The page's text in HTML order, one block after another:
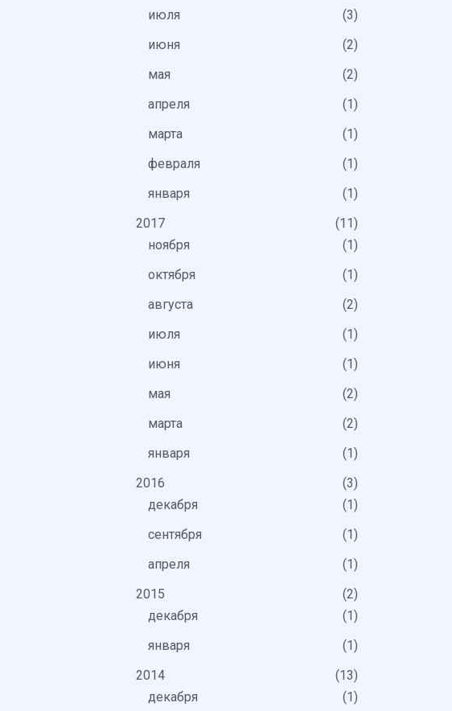
июля
3
июня
2
мая
2
апреля
1
марта
1
февраля
1
января
1
2017
11
ноября
1
октября
1
августа
2
июля
1
июня
1
мая
2
марта
2
января
1
2016
3
декабря
1
сентября
1
апреля
1
2015
2
декабря
1
января
1
2014
13
декабря
1